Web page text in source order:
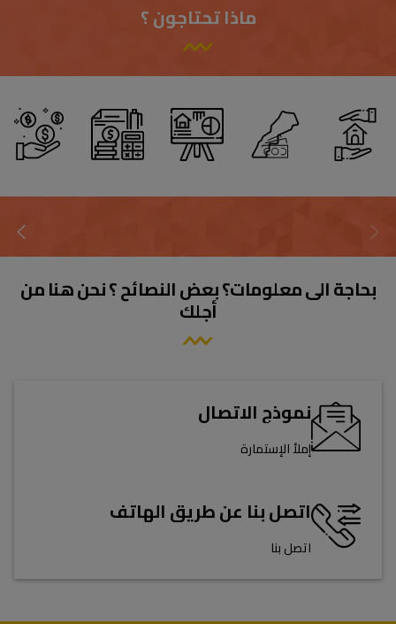
ماذا تحتاجون ؟
أدير
أموالي
بشكل
يومي
أستثمر
في
بلدي
أمول
مشروعي
العقاري
أقوم
بتحويل
أموالي
بحاجة الى معلومات؟ بعض النصائح ؟ نحن هنا من
أجلك
نموذج الاتصال
إملأ الإستمارة
اتصل بنا عن طريق الهاتف
اتصل بنا